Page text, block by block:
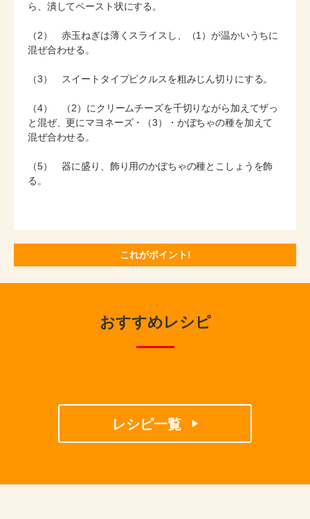
ら、潰してペースト状にする。
（2） 赤玉ねぎは薄くスライスし、（1）が温かいうちに
混ぜ合わせる。
（3） スイートタイプピクルスを粗みじん切りにする。
（4） （2）にクリームチーズを千切りながら加えてザっ
と混ぜ、更にマヨネーズ・（3）・かぼちゃの種を加えて
混ぜ合わせる。
（5） 器に盛り、飾り用のかぼちゃの種とこしょうを飾
る。
これがポイント!
おすすめレシピ
レシピ一覧